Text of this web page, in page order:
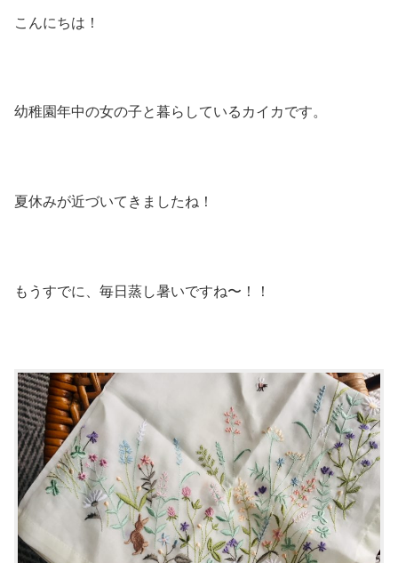
こんにちは！
幼稚園年中の女の子と暮らしているカイカです。
夏休みが近づいてきましたね！
もうすでに、毎日蒸し暑いですね〜！！